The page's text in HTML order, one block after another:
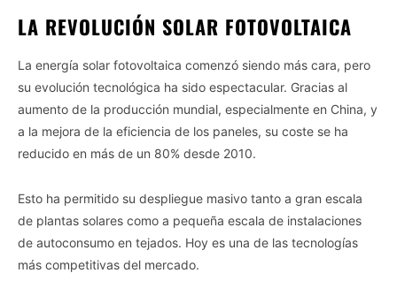
LA REVOLUCIÓN SOLAR FOTOVOLTAICA
La energía solar fotovoltaica comenzó siendo más cara, pero
su evolución tecnológica ha sido espectacular. Gracias al
aumento de la producción mundial, especialmente en China, y
a la mejora de la eficiencia de los paneles, su coste se ha
reducido en más de un 80% desde 2010.
Esto ha permitido su despliegue masivo tanto a gran escala
de plantas solares como a pequeña escala de instalaciones
de autoconsumo en tejados. Hoy es una de las tecnologías
más competitivas del mercado.